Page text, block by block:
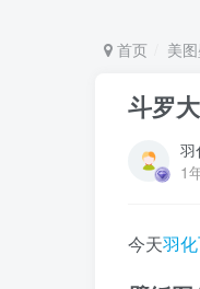
首页 美
斗罗
羽
1
今天羽